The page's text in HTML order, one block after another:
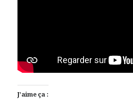
J’aime ça :